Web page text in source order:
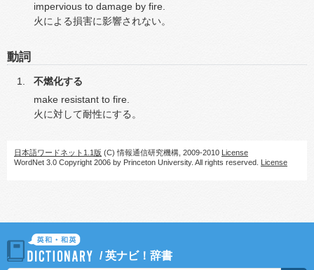
impervious to damage by fire.
火による損害に影響されない。
動詞
不燃化する
make resistant to fire.
火に対して耐性にする。
日本語ワードネット1.1版 (C) 情報通信研究機構, 2009-2010 License
WordNet 3.0 Copyright 2006 by Princeton University. All rights reserved. License
/英ナビ！辞書